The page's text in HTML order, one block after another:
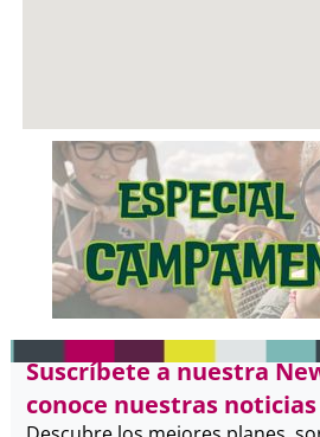
Suscríbete a nuestra
conoce nuestras